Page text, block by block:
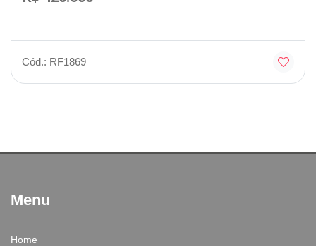
Cód.: RF1869
Menu
Home